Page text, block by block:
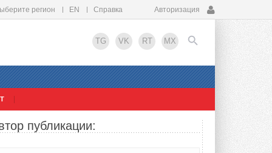
регион EN Справка Авторизация
TG VK RT MX
EN
публикации: